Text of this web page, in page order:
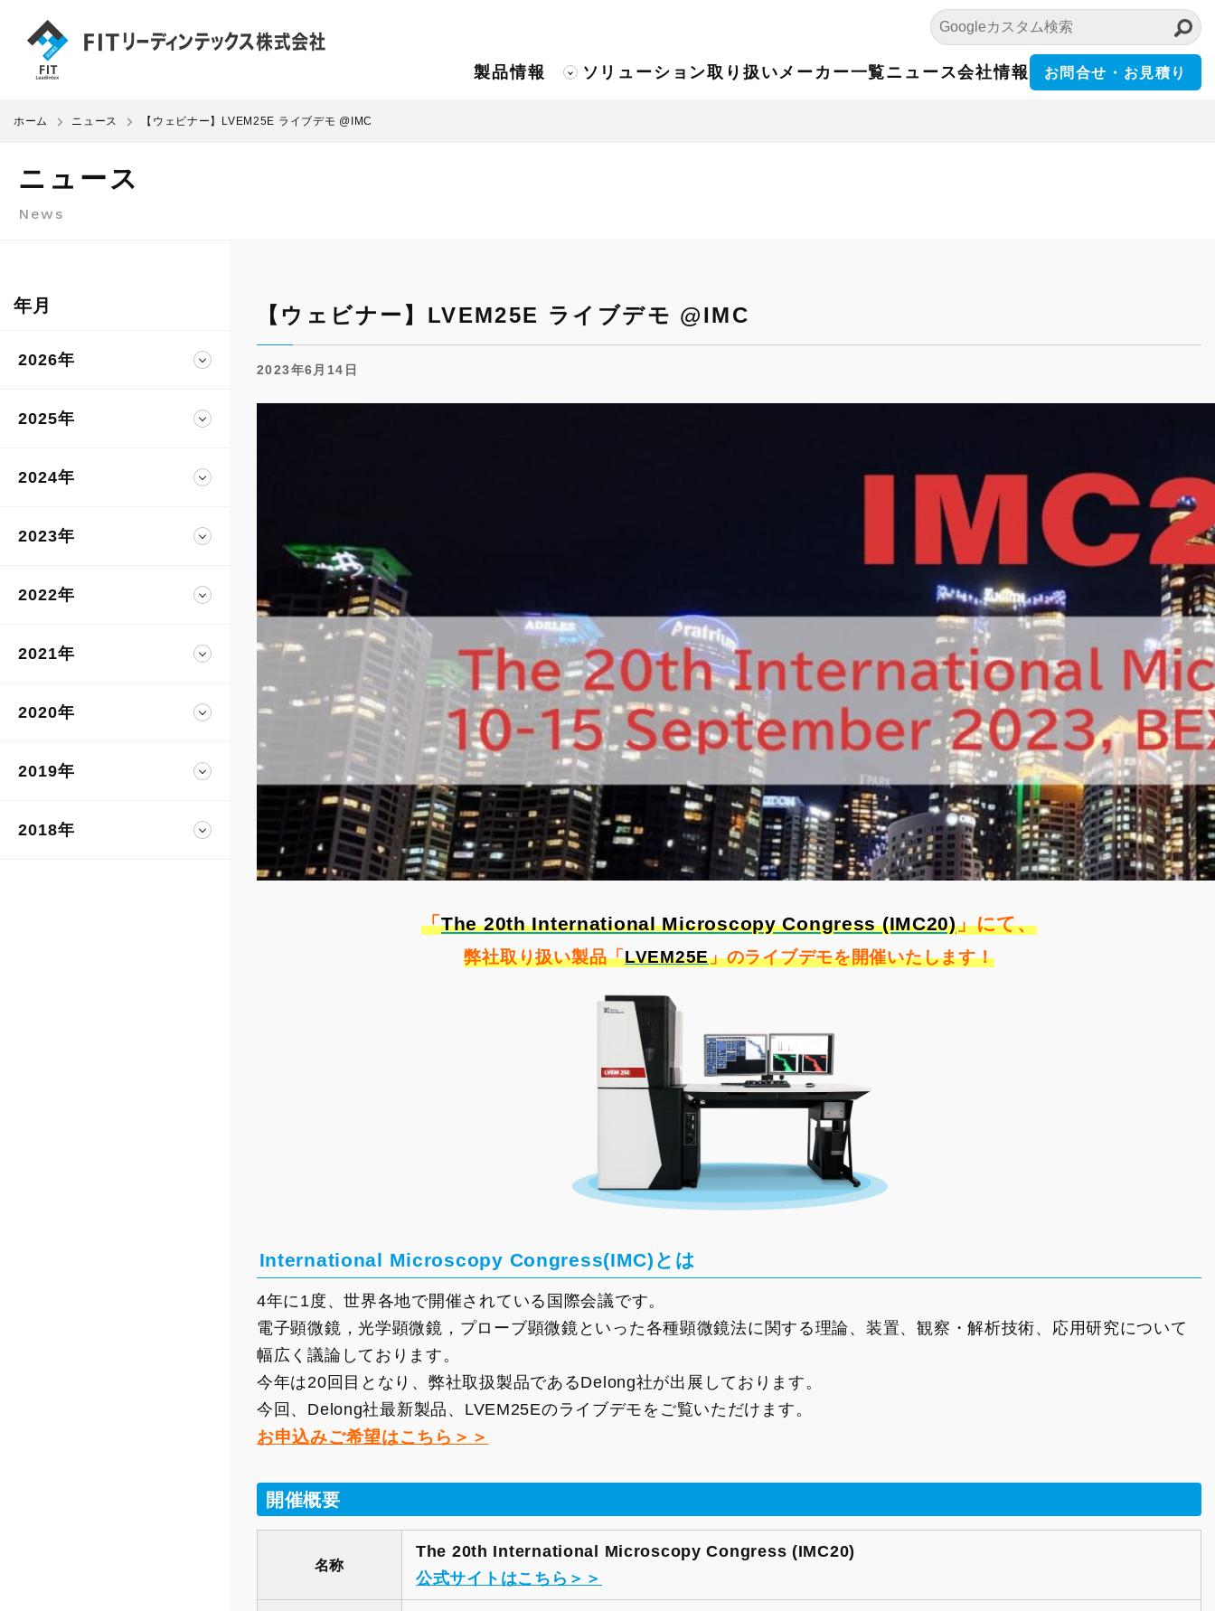
製品情報 ソリューション取り扱いメーカー一覧ニュース会社情報 お問合せ・お見積り
ホーム ニュース 【ウェビナー】LVEM25E ライブデモ @IMC
ニュース
News
年月
2026年
2025年
2024年
2023年
2022年
2021年
2020年
2019年
2018年
【ウェビナー】LVEM25E ライブデモ @IMC
2023年6月14日
「The 20th International Microscopy Congress (IMC20)」にて、
弊社取り扱い製品「LVEM25E」のライブデモを開催いたします！
International Microscopy Congress(IMC)とは
4年に1度、世界各地で開催されている国際会議です。
電子顕微鏡，光学顕微鏡，プローブ顕微鏡といった各種顕微鏡法に関する理論、装置、観察・解析技術、応用研究について
幅広く議論しております。
今年は20回目となり、弊社取扱製品であるDelong社が出展しております。
今回、Delong社最新製品、LVEM25Eのライブデモをご覧いただけます。
お申込みご希望はこちら＞＞
開催概要
名称
The 20th International Microscopy Congress (IMC20)
公式サイトはこちら＞＞